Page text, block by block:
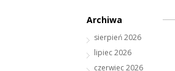
Archiwa
sierpień 2026
lipiec 2026
czerwiec 2026